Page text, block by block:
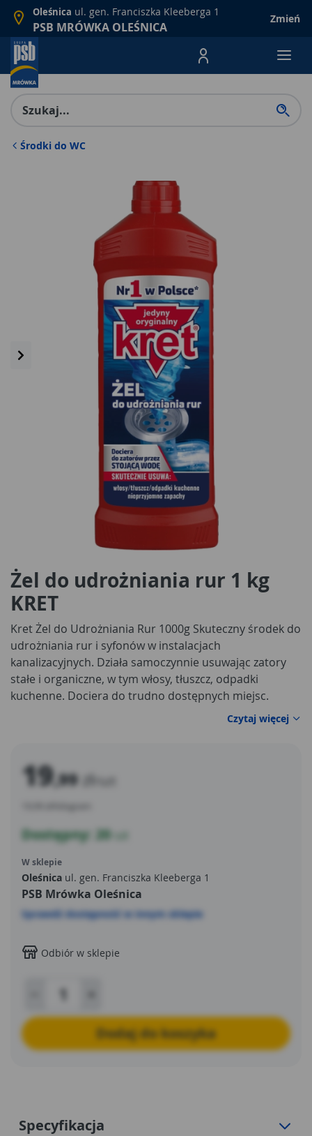
Oleśnica ul. gen. Franciszka Kleeberga 1
PSB MRÓWKA OLEŚNICA
Zmień
Menu Produktów,
Środki do WC
Żel do udrożniania rur 1 kg
KRET
Kret Żel do Udrożniania Rur 1000g Skuteczny środek do
udrożniania rur i syfonów w instalacjach
kanalizacyjnych. Działa samoczynnie usuwając zatory
stałe i organiczne, w tym włosy, tłuszcz, odpadki
kuchenne. Dociera do trudno dostępnych miejsc.
Czytaj więcej
19,99 zł
Dostępny: 20
W sklepie
Oleśnica ul. gen. Franciszka Kleeberga 1
PSB Mrówka Oleśnica
Sprawdź dostępność w innym sklepie
Odbiór w sklepie
Dodaj do koszyka
Specyfikacja